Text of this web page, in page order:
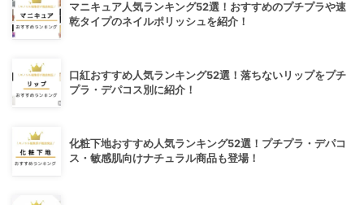
マニキュア人気ランキング52選！おすすめのプチプラや速
乾タイプのネイルポリッシュを紹介！
口紅おすすめ人気ランキング52選！落ちないリップをプチ
プラ・デパコス別に紹介！
化粧下地おすすめ人気ランキング52選！プチプラ・デパコ
ス・敏感肌向けナチュラル商品も登場！